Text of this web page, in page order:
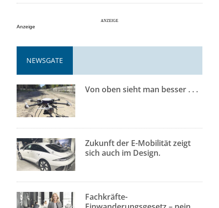
Anzeige
NEWSGATE
Von oben sieht man besser . . .
Zukunft der E-Mobilität zeigt
sich auch im Design.
Fachkräfte-